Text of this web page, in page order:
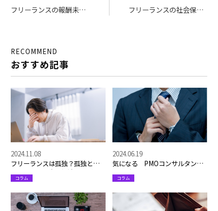
フリーランスの報酬未払
フリーランスの社会保険
RECOMMEND
おすすめ記事
フリーランスは孤独？孤独と感
じてしまう理由と解消法をご紹
介
2024.11.08
コラム
気になる PMOコンサルタント
ってどんな仕事？
2024.06.19
コラム